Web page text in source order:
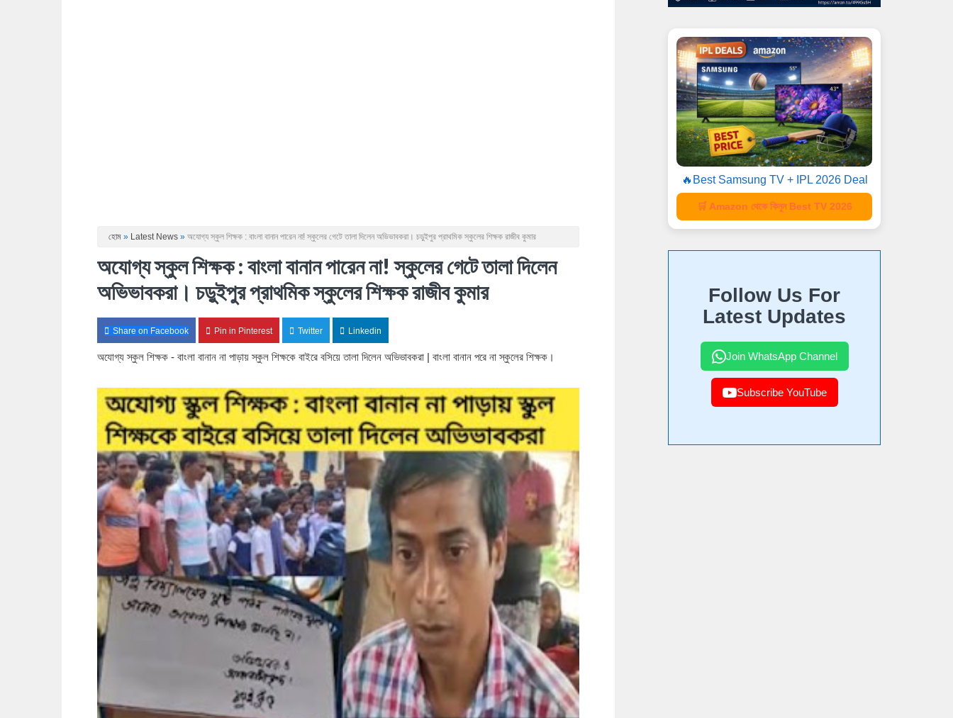
হোম » Latest News » অযোগ্য স্কুল শিক্ষক : বাংলা বানান পারেন না! স্কুলের গেটে তালা দিলেন অভিভাবকরা। চড়ুইপুর প্রাথমিক স্কুলের শিক্ষক রাজীব কুমার
অযোগ্য স্কুল শিক্ষক : বাংলা বানান পারেন না! স্কুলের গেটে তালা দিলেন
অভিভাবকরা। চড়ুইপুর প্রাথমিক স্কুলের শিক্ষক রাজীব কুমার
Share on Facebook Pin in Pinterest Twitter Linkedin
অযোগ্য স্কুল শিক্ষক - বাংলা বানান না পাড়ায় স্কুল শিক্ষকে বাইরে বসিয়ে তালা দিলেন অভিভাবকরা | বাংলা বানান পরে না স্কুলের শিক্ষক।
🔥Best Samsung TV + IPL 2026 Deal
🛒 Amazon থেকে কিনুন Best TV 2026
Follow Us For
Latest Updates
Join WhatsApp Channel
Subscribe YouTube